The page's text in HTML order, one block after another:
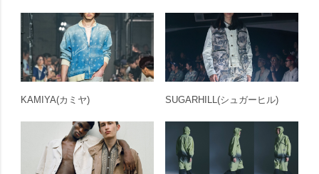
KAMIYA(カミヤ) SUGARHILL(シュガーヒル)